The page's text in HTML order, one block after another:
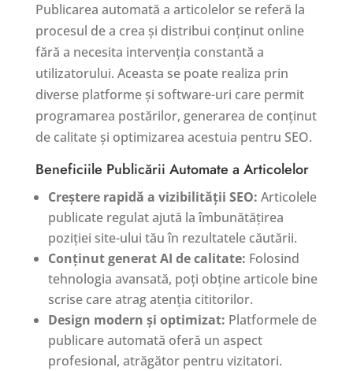
Publicarea automată a articolelor se referă la
procesul de a crea și distribui conținut online
fără a necesita intervenția constantă a
utilizatorului. Aceasta se poate realiza prin
diverse platforme și software-uri care permit
programarea postărilor, generarea de conținut
de calitate și optimizarea acestuia pentru SEO.
Beneficiile Publicării Automate a Articolelor
Creștere rapidă a vizibilității SEO: Articolele
publicate regulat ajută la îmbunătățirea
poziției site-ului tău în rezultatele căutării.
Conținut generat AI de calitate: Folosind
tehnologia avansată, poți obține articole bine
scrise care atrag atenția cititorilor.
Design modern și optimizat: Platformele de
publicare automată oferă un aspect
profesional, atrăgător pentru vizitatori.